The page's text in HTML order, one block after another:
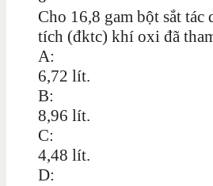
Cho 16,8 gam bột sắt
tích (đktc) khí oxi đã
A:
6,72 lít.
B:
8,96 lít.
C:
4,48 lít.
D: